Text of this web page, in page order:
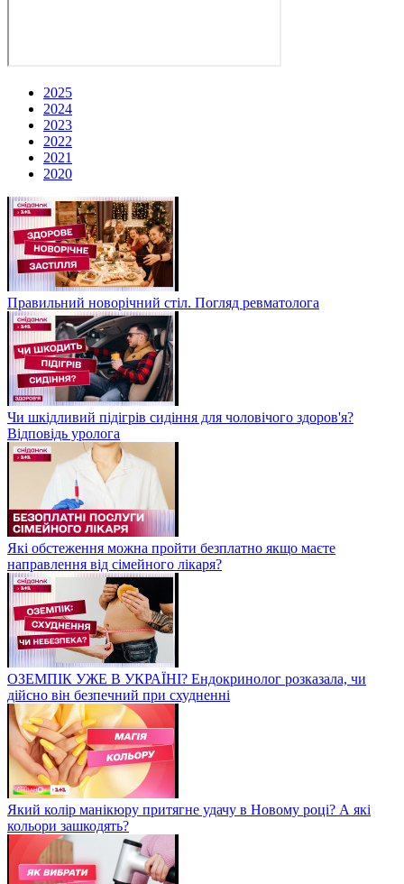
2025
2024
2023
2022
2021
2020
Правильний новорічний стіл. Погляд ревматолога
Чи шкідливий підігрів сидіння для чоловічого здоров'я?
Відповідь уролога
Які обстеження можна пройти безплатно якщо маєте
направлення від сімейного лікаря?
ОЗЕМПІК УЖЕ В УКРАЇНІ? Ендокринолог розказала, чи
дійсно він безпечний при схудненні
Який колір манікюру притягне удачу в Новому році? А які
кольори зашкодять?